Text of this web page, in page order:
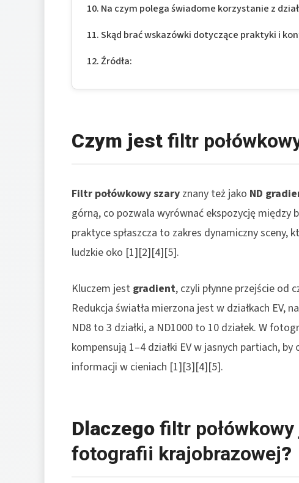
Na czym polega świadome korzystanie z
Skąd brać wskazówki dotyczące praktyki i
Źródła:
Czym jest filtr
Filtr połówkowy szary znany też jako ND
górną, co pozwala wyrównać ekspozycję
praktyce spłaszcza to zakres dynamiczny sceny,
ludzkie oko [1][2][4][5].
Kluczem jest gradient, czyli płynne przejście od
Redukcja światła mierzona jest w działkach EV,
ND8 to 3 działki, a ND1000 to 10 działek. W
kompensują 1–4 działki EV w jasnych partiach,
informacji w cieniach [1][3][4][5].
Dlaczego filtr połówkowy
fotografii krajobrazowej?